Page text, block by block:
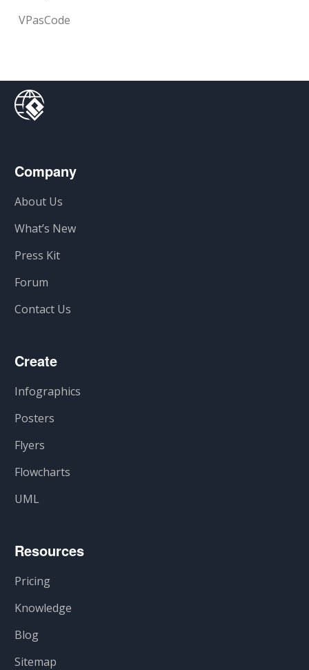
VPasCode
Company
About Us
What’s New
Press Kit
Forum
Contact Us
Create
Infographics
Posters
Flyers
Flowcharts
UML
Resources
Pricing
Knowledge
Blog
Sitemap